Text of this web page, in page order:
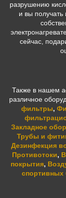
разрушению
и вы получать
э
сейчас,
Также в нашем
различное
фильтры,
Закладное
Трубы и
Дезинфекция
Противотоки,
покрытия,
спортивных